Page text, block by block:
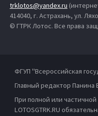
trklotos@yandex.ru
414040, г. Астрахань, ул.
© ГТРК Лотос. Все права
ФГУП "Всероссийская
Главный редактор Панина
При полной или
LOTOSGTRK.RU